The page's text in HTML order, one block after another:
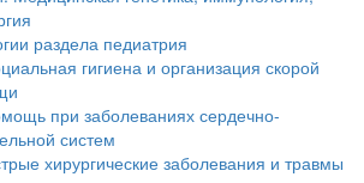
раздела педиатрия
гигиена и организация скорой
при заболеваниях сердечно-
систем
хирургические заболевания и травмы